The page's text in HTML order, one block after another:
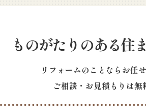
ものがたりのある住
リフォームのことならお任
ご相談・お見積もりは無